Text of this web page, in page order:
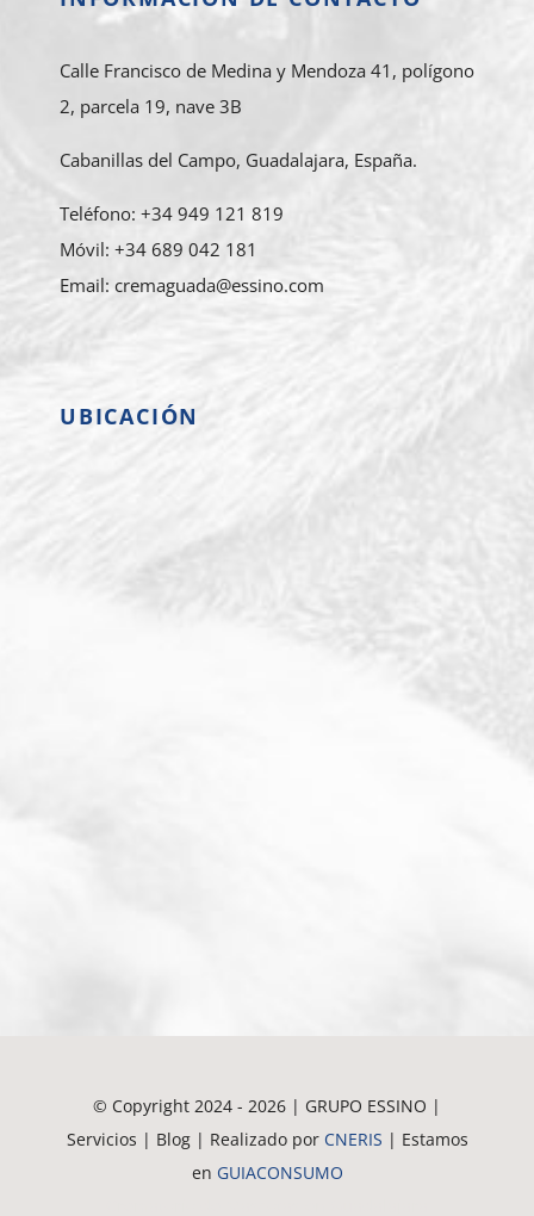
Calle Francisco de Medina y Mendoza 41, polígono
2, parcela 19, nave 3B
Cabanillas del Campo, Guadalajara, España.
Teléfono: +34 949 121 819
Móvil: +34 689 042 181
Email: cremaguada@essino.com
UBICACIÓN
© Copyright 2024 - 2026 | GRUPO ESSINO |
Servicios | Blog | Realizado por CNERIS | Estamos
en GUIACONSUMO